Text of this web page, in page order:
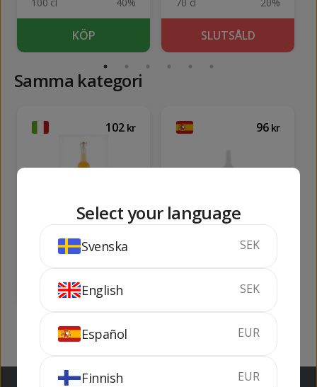
KÖP SLUTSÅLD
Samma kategori
102 kr
Meloncello del Sole
(mini, 50 cl)
30%
SLUTSÅLD
96 kr
Caiman Love Peach
20%
Select your language
Svenska SEK
English SEK
Español EUR
Finnish EUR